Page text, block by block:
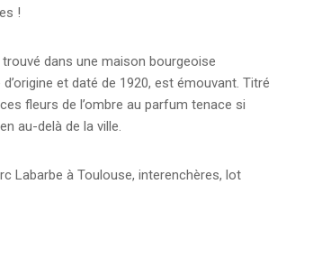
!
dans une maison bourgeoise
et daté de 1920, est émouvant. Titré
fleurs de l’ombre au parfum tenace si
au-delà de la ville.
Labarbe à Toulouse, interenchères, lot